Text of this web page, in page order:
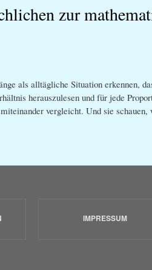
zur
als alltägliche Situation erkennen,
herauszulesen und für jede
vergleicht. Und sie
IMPRESSUM